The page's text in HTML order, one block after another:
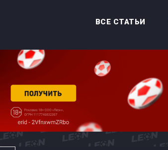
ВСЕ СТАТЬИ